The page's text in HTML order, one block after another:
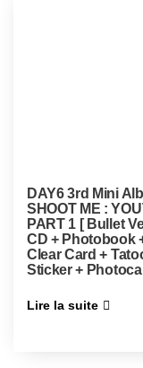
DAY6 3rd Mini
SHOOT ME :
PART 1 [ Bullet
CD + Photobook
Clear Card +
Sticker +
Lire la suite